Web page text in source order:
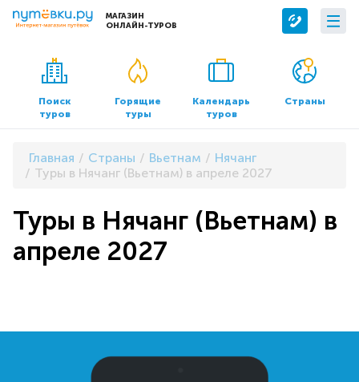
МАГАЗИН
ОНЛАЙН-ТУРОВ
Сервисы
Бронирование отелей
Трансфер
О компании
О нас
Контакты
Документы и реквизиты
Поиск
туров
Горящие
туры
Календарь
туров
Страны
Главная Страны Вьетнам
Нячанг
Туры в Нячанг (Вьетнам) в апреле 2027
Туры в Нячанг (Вьетнам) в
апреле 2027